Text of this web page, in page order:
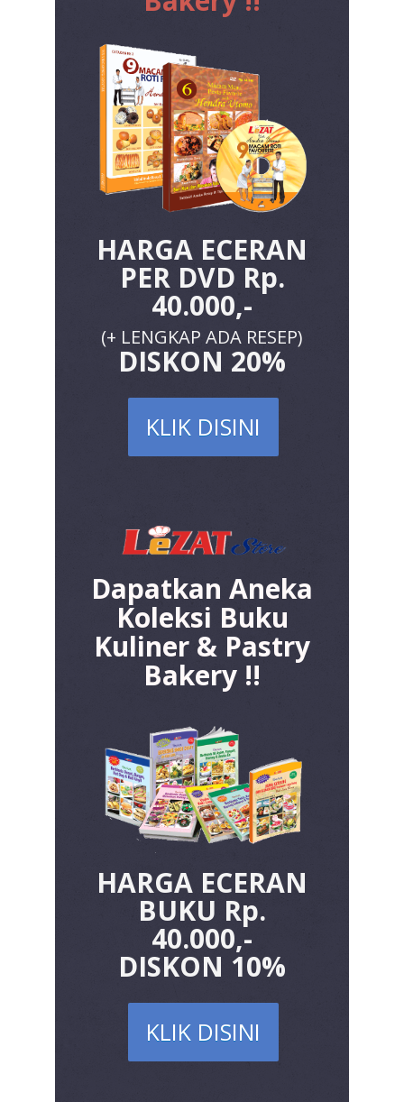
HARGA ECERAN
PER DVD Rp.
40.000,-
(+ LENGKAP ADA RESEP)
DISKON 20%
KLIK DISINI
Dapatkan Aneka
Koleksi Buku
Kuliner & Pastry
Bakery !!
HARGA ECERAN
BUKU Rp.
40.000,-
DISKON 10%
KLIK DISINI